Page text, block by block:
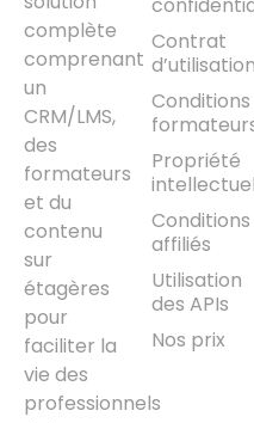
complète
comprenant
un
CRM/LMS,
des
formateurs
et du
contenu
sur
étagères
pour
faciliter la
vie des
professionnels
Contrat
d’utilisation
Conditions
Propriété
Conditions
affiliés
Utilisation
des APIs
Nos prix